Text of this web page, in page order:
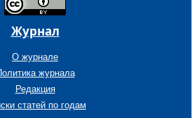
Журнал
О журнале
журнала
Редакция
статей по годам